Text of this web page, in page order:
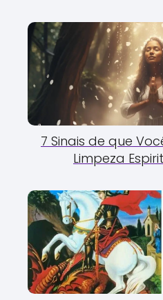
7 Sinais de que
Limpeza